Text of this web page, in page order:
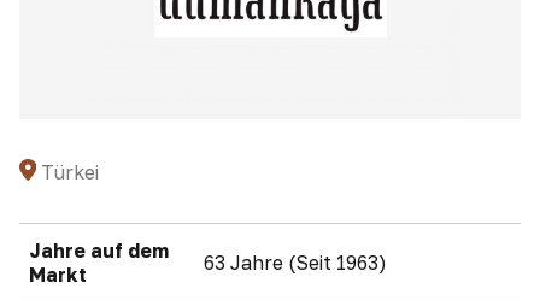
Türkei
Jahre auf dem
Markt
63 Jahre (Seit 1963)